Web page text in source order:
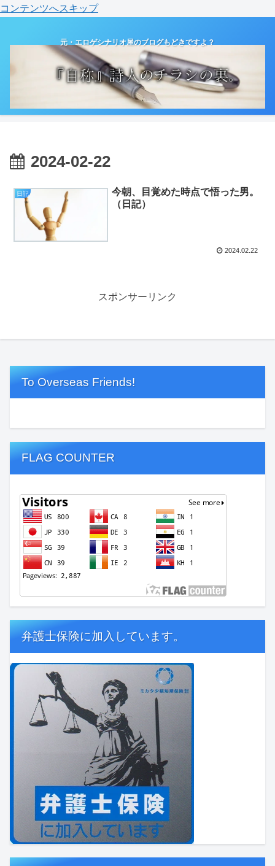
コンテンツへスキップ
元・エロゲシナリオ屋のブログもどきですよ？
2024-02-22
日記
今朝、目覚めた時点で悟った男。
（日記）
2024.02.22
スポンサーリンク
To Overseas Friends!
FLAG COUNTER
弁護士保険に加入しています。